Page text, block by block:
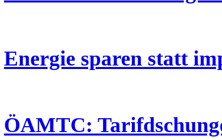
Energie sparen statt
ÖAMTC: